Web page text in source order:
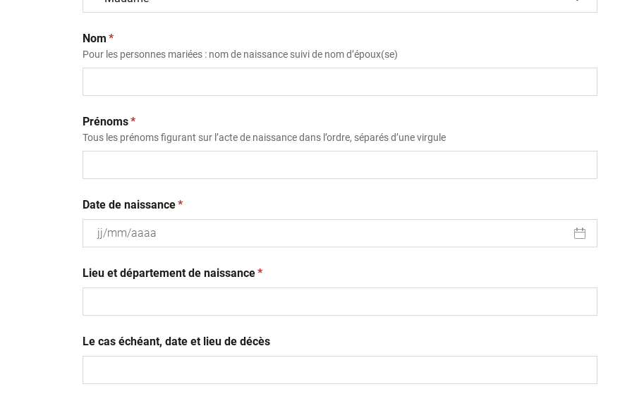
Nom (obligatoire)
*
Pour les personnes mariées : nom de naissance suivi de nom d’époux(se)
Prénoms(obligatoire)
*
Tous les prénoms figurant sur l’acte de naissance dans l’ordre, séparés d’une virgule
Date de naissance(obligatoire)
*
slash
MM
Lieu et département de naissance(obligatoire)
*
Le cas échéant, date et lieu de décès